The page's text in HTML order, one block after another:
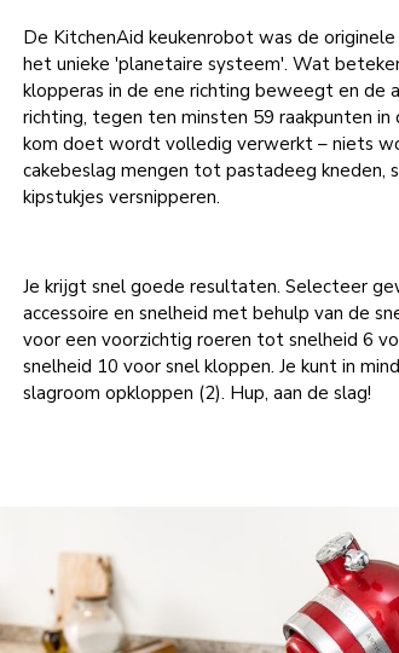
De KitchenAid keukenrobot was de
het unieke 'planetaire systeem'. Wat
klopperas in de ene richting beweegt en de
richting, tegen ten minsten 59 raakpunten
kom doet wordt volledig verwerkt – niets
cakebeslag mengen tot pastadeeg kneden,
kipstukjes versnipperen.
Je krijgt snel goede resultaten. Selecteer
accessoire en snelheid met behulp van de
voor een voorzichtig roeren tot snelheid 6
snelheid 10 voor snel kloppen. Je kunt in
slagroom opkloppen (2). Hup, aan de slag!